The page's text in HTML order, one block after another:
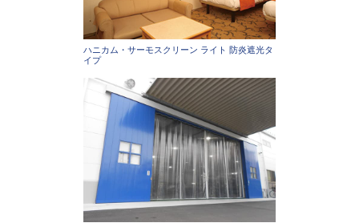
ハニカム・サーモスクリーン ライト 防炎遮光タ
イプ